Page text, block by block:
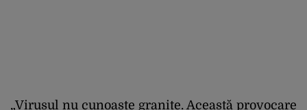
„Virusul nu cunoaște granițe. Această provocare